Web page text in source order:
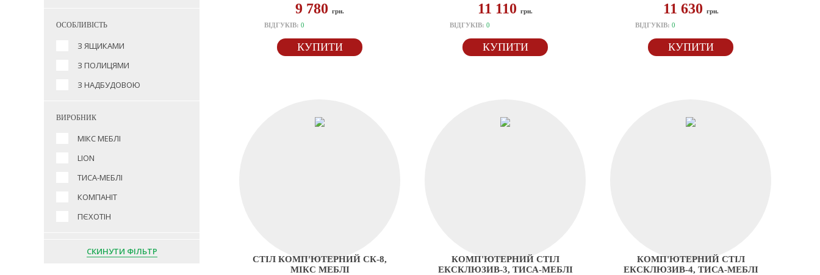
ОСОБЛИВІСТЬ
З ЯЩИКАМИ
З ПОЛИЦЯМИ
З НАДБУДОВОЮ
ВИРОБНИК
МІКС МЕБЛІ
LION
ТИСА-МЕБЛІ
КОМПАНІТ
ПЄХОТІН
СКИНУТИ ФІЛЬТР
9 780 грн.
ВІДГУКІВ: 0
КУПИТИ
11 110 грн.
ВІДГУКІВ: 0
КУПИТИ
11 630 грн.
ВІДГУКІВ: 0
КУПИТИ
СТІЛ КОМП'ЮТЕРНИЙ СК-8,
МІКС МЕБЛІ
КОМП'ЮТЕРНИЙ СТІЛ
ЕКСКЛЮЗИВ-3, ТИСА-МЕБЛІ
КОМП'ЮТЕРНИЙ СТІЛ
ЕКСКЛЮЗИВ-4, ТИСА-МЕБЛІ